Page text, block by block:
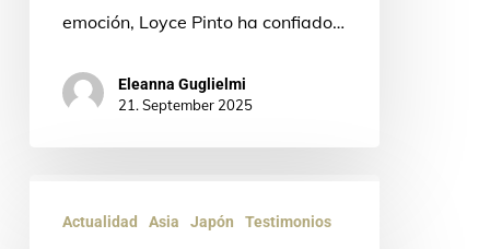
emoción, Loyce Pinto ha confiado…
Eleanna Guglielmi
21. September 2025
kanjisActualidad Asia Japón Testimonios